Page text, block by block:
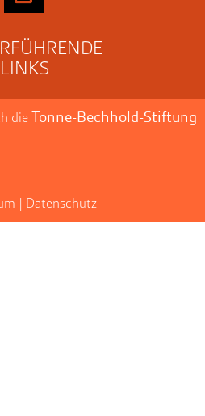
LINKS
dieTonne-Bechhold-Stiftung
| Datenschutz